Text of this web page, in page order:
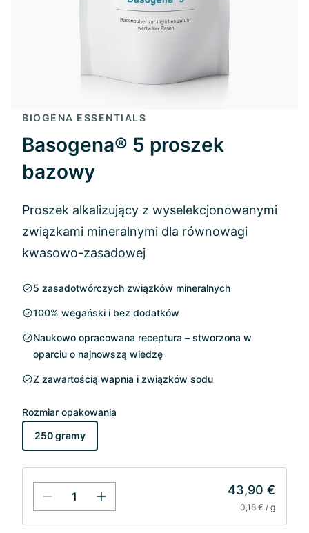
BIOGENA ESSENTIALS
Basogena® 5 proszek
bazowy
Proszek alkalizujący z wyselekcjonowanymi
związkami mineralnymi dla równowagi
kwasowo-zasadowej
5 zasadotwórczych związków mineralnych
100% wegański i bez dodatków
Naukowo opracowana receptura – stworzona w
oparciu o najnowszą wiedzę
Z zawartością wapnia i związków sodu
Rozmiar opakowania
250 gramy
43,90 €
0,18 € / g